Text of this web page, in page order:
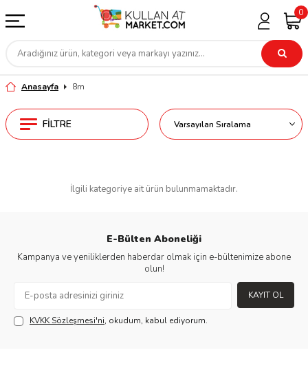
0
Anasayfa 8m
FILTRE
İlgili kategoriye ait ürün bulunmamaktadır.
E-Bülten Aboneliği
Kampanya ve yeniliklerden haberdar olmak için e-bültenimize abone
olun!
KAYIT OL
KVKK Sözleşmesi'ni, okudum, kabul ediyorum.